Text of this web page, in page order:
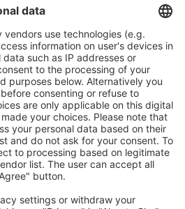
cu opțiune gratuită de anulare.
mult
oferte speciale pentru utilizatorii
de opţiuni: hoteluri, cabane,